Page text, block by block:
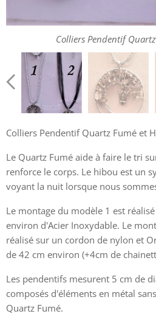
Colliers Pendentif
Collier Pendentif Quartz
Colliers Pendentif Quartz Fumé et
Le Quartz Fumé aide à faire le tri
renforce le corps. Le hibou est un
voyant la nuit lorsque nous
Le montage du modèle 1 est
environ d'Acier Inoxydable. Le
réalisé sur un cordon de nylon et
de 42 cm environ (+4cm de
Les pendentifs mesurent 5 cm de
composés d'éléments en métal
Quartz Fumé.